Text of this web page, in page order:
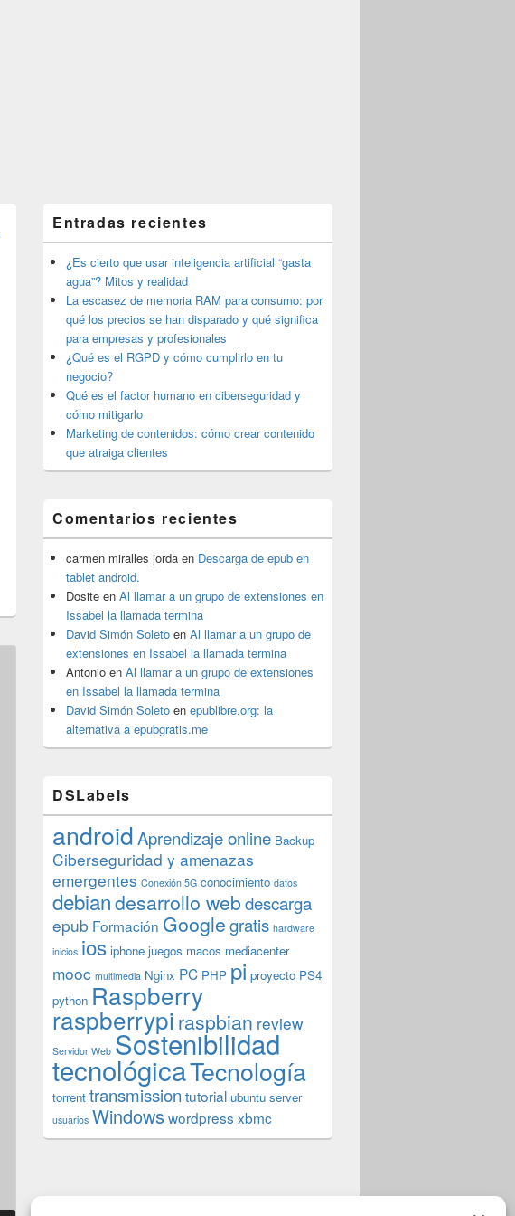
área
de
widget
barra
lateral
primaria
Entradas recientes
¿Es cierto que usar inteligencia artificial “gasta
agua”? Mitos y realidad
La escasez de memoria RAM para consumo: por
qué los precios se han disparado y qué significa
para empresas y profesionales
¿Qué es el RGPD y cómo cumplirlo en tu
negocio?
Qué es el factor humano en ciberseguridad y
cómo mitigarlo
Marketing de contenidos: cómo crear contenido
que atraiga clientes
Comentarios recientes
carmen miralles jorda en Descarga de epub en
tablet android.
Dosite en Al llamar a un grupo de extensiones en
Issabel la llamada termina
David Simón Soleto en Al llamar a un grupo de
extensiones en Issabel la llamada termina
Antonio en Al llamar a un grupo de extensiones
en Issabel la llamada termina
David Simón Soleto en epublibre.org: la
alternativa a epubgratis.me
DSLabels
androidAprendizaje online Backup
Ciberseguridad y amenazas
emergentes Conexión 5G conocimiento datos
debiandesarrollo webdescarga
epub Formación Googlegratis hardware
inicios ios iphone juegos macos mediacenter
mooc multimedia Nginx PC PHP pi proyecto PS4
python Raspberry
raspberrypi raspbian review
Servidor Web Sostenibilidad
tecnológicaTecnología
torrent transmission tutorial ubuntu server
usuarios Windowswordpress xbmc